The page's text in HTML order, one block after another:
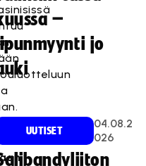
–
jo
UUTISET
04.08.2
026